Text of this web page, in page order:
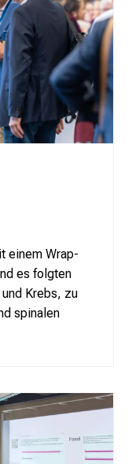
einem Wrap-
es folgten
Krebs, zu
spinalen